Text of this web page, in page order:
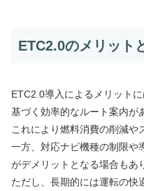
ETC2.0のメリット
ETC2.0導入によるメリット
基づく効率的なルート案内が
これにより燃料消費の削減や
一方、対応ナビ機種の制限や
がデメリットとなる場合もあ
ただし、長期的には運転の快